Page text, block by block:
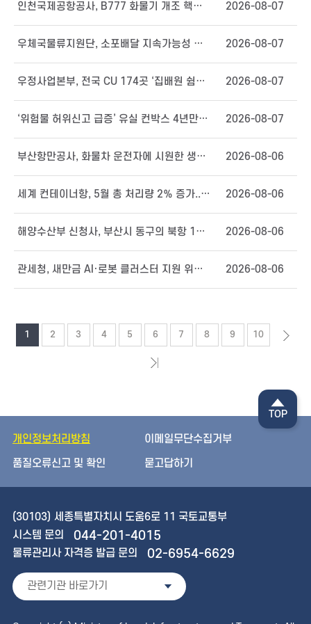
인천국제공항공사, B777 화물기 개조 핵심공정 돌입 ‘글로벌 MRO 허브 도약’ 2026-08-07
우체국물류지원단, 소포배달 지속가능성 강화 ‘노사 공동 TF’ 출범 2026-08-07
우정사업본부, 전국 CU 174곳 ‘집배원 쉼터’로 운영 2026-08-07
‘위험물 허위신고 급증’ 유실 컨박스 4년만에 1000개 넘어서 2026-08-07
부산항만공사, 화물차 운전자에 시원한 생수와 부채 지원 2026-08-06
세계 컨테이너항, 5월 총 처리량 2％ 증가...북미가 견인, 미국 관세 정책 변경 앞두고 수입 화물의 선반입 영향 2026-08-06
해양수산부 신청사, 부산시 동구의 북항 1단계 재개발 부지에 짓는다 2026-08-06
관세청, 새만금 AI·로봇 클러스터 지원 위해 종합보세구역 확대 2026-08-06
1 2 3 4 5 6 7 8 9 10
개인정보처리방침
이메일무단수집거부
품질오류신고 및 확인
묻고답하기
TOP
(30103) 세종특별자치시 도움6로 11 국토교통부
시스템 문의
044-201-4015
물류관리사 자격증 발급 문의 02-6954-6629
관련기관 바로가기